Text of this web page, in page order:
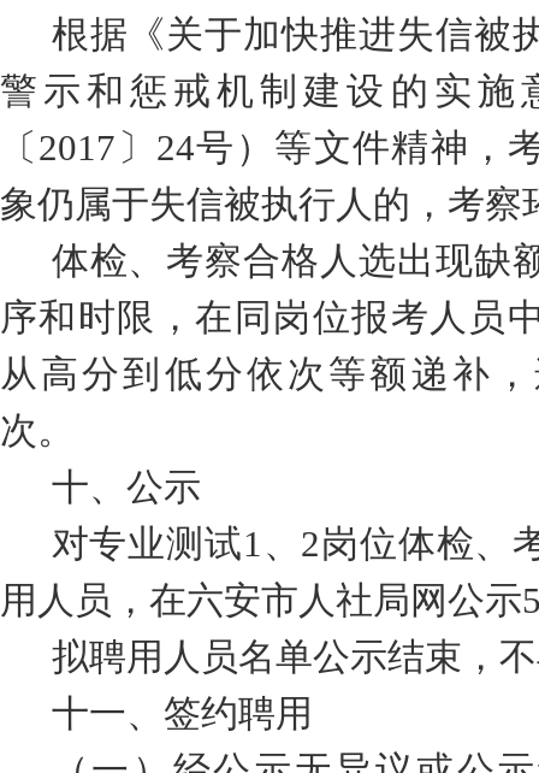
根据《关于加快推进失信被
警示和惩戒机制建设的实施
〔 2017 〕 24号）等文件精神，
象仍属于失信被执行人的，考察
体检、考察合格人选出现缺
序和时限，在同岗位报考人员
从高分到低分依次等额递补
次。
十、公示
对专业测试1、 2岗位体检、
用人员，在六安市人社局网公示
拟聘用人员名单公示结束，
十一、签约聘用